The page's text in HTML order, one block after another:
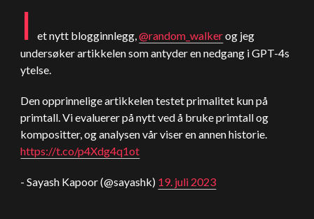
I et nytt blogginnlegg,@random_walkerog jeg
undersøker artikkelen som antyder en nedgang i GPT-4s
ytelse.
Den opprinnelige artikkelen testet primalitet kun på
primtall. Vi evaluerer på nytt ved å bruke primtall og
kompositter, og analysen vår viser en annen historie.
https://t.co/p4Xdg4q1ot
- Sayash Kapoor (@sayashk) 19. juli 2023